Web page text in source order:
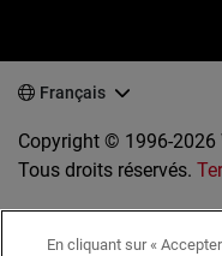
Français
Copyright © 1996-2026
Tous droits réservés.
En cliquant sur «